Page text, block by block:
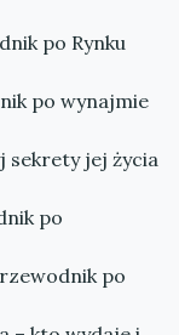
po Rynku
po wynajmie
sekrety jej życia
po
po